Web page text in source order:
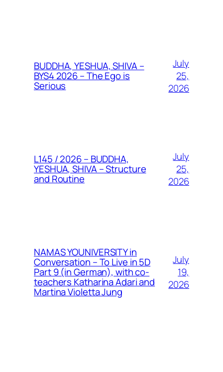
BUDDHA, YESHUA, SHIVA –
BYS4 2026 – The Ego is
Serious
July
25,
2026
L145 / 2026 – BUDDHA,
YESHUA, SHIVA – Structure
and Routine
July
25,
2026
NAMAS YOUNIVERSITY in
Conversation – To Live in 5D
Part 9 (in German), with co-
teachers Katharina Adari and
Martina Violetta Jung
July
19,
2026